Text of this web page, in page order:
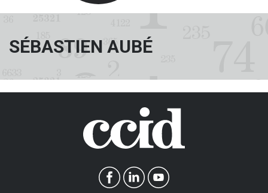
SÉBASTIEN AUBÉ